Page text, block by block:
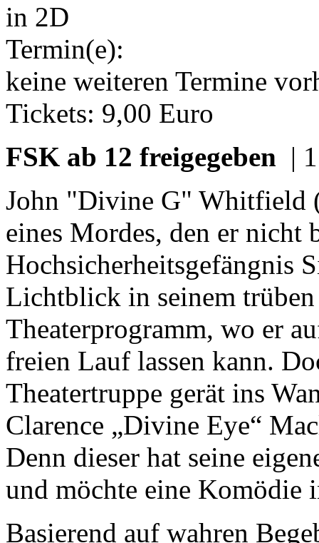
in 2D
Termin(e):
keine weiteren Termine
Tickets: 9,00 Euro
FSK ab 12 freigegeben |
John "Divine G" Whitfield
eines Mordes, den er nicht
Hochsicherheitsgefängnis
Lichtblick in seinem
Theaterprogramm, wo er
freien Lauf lassen kann.
Theatertruppe gerät ins
Clarence „Divine Eye“
Denn dieser hat seine
und möchte eine Komödie
Basierend auf wahren